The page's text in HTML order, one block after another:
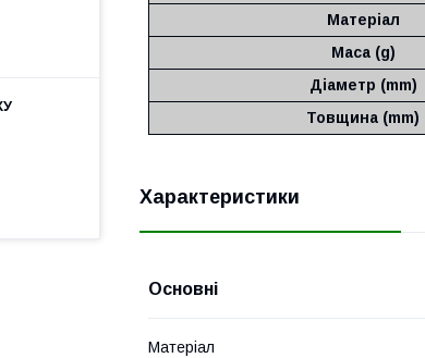
Матеріал
Маса (g)
Діаметр (mm)
Товщина (mm)
Характеристики
Основні
Матеріал